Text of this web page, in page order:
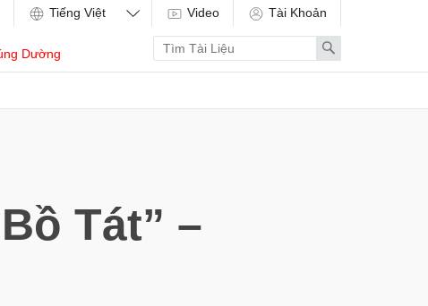
Dường
Video Tài Khoản
Enter
search
term
Search
Tát” –